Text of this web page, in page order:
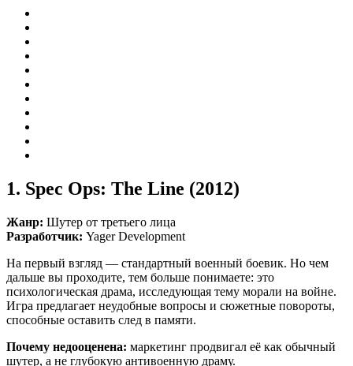
1. Spec Ops: The Line (2012)
Жанр: Шутер от третьего лица
Разработчик: Yager Development
На первый взгляд — стандартный военный боевик. Но чем
дальше вы проходите, тем больше понимаете: это
психологическая драма, исследующая тему морали на войне.
Игра предлагает неудобные вопросы и сюжетные повороты,
способные оставить след в памяти.
Почему недооценена: маркетинг продвигал её как обычный
шутер, а не глубокую антивоенную драму.